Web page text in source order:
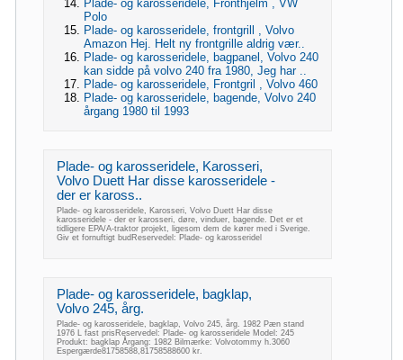
Plade- og karosseridele, Fronthjelm , VW
Polo
Plade- og karosseridele, frontgrill , Volvo
Amazon Hej. Helt ny frontgrille aldrig vær..
Plade- og karosseridele, bagpanel, Volvo 240
kan sidde på volvo 240 fra 1980, Jeg har ..
Plade- og karosseridele, Frontgril , Volvo 460
Plade- og karosseridele, bagende, Volvo 240
årgang 1980 til 1993
Plade- og karosseridele, Karosseri,
Volvo Duett Har disse karosseridele -
der er kaross..
Plade- og karosseridele, Karosseri, Volvo Duett Har disse
karosseridele - der er karosseri, døre, vinduer, bagende. Det er et
tidligere EPA/A-traktor projekt, ligesom dem de kører med i Sverige.
Giv et fornuftigt budReservedel: Plade- og karosseridel
Plade- og karosseridele, bagklap,
Volvo 245, årg.
Plade- og karosseridele, bagklap, Volvo 245, årg. 1982 Pæn stand
1976 L fast prisReservedel: Plade- og karosseridele Model: 245
Produkt: bagklap Årgang: 1982 Bilmærke: Volvotommy h.3060
Espergærde81758588,81758588600 kr.